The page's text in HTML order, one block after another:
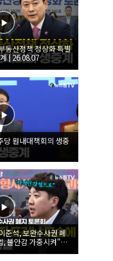
동산정책 정상화 특별
| 26.08.07
원내대책회의 생중
준석, 보완수사권 폐
불안감 가중시켜"｜
사권 폐지 토론회